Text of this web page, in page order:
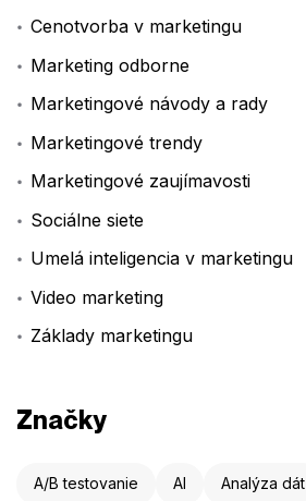
Cenotvorba v marketingu
Marketing odborne
Marketingové návody a rady
Marketingové trendy
Marketingové zaujímavosti
Sociálne siete
Umelá inteligencia v marketingu
Video marketing
Základy marketingu
Značky
A/B testovanie AI Analýza dát